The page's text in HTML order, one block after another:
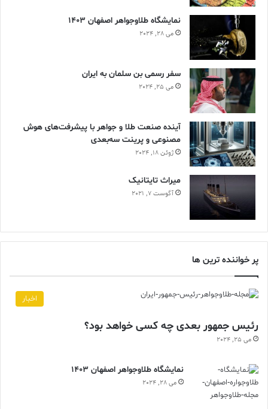
نمایشگاه طلاوجواهر اصفهان 1403
می 28, 2024
سفر رسمی بن سلمان به ایران
می 25, 2024
آینده صنعت طلا و جواهر با پیشرفت‌های هوش
مصنوعی و پرینت سه‌بعدی
ژوئن 18, 2024
ميراث تايتانيک
آگوست 7, 2021
پر خواننده ترین ها
اخبار
رئیس جمهور بعدی چه کسی خواهد بود؟
می 25, 2024
نمایشگاه طلاوجواهر اصفهان 1403
می 28, 2024